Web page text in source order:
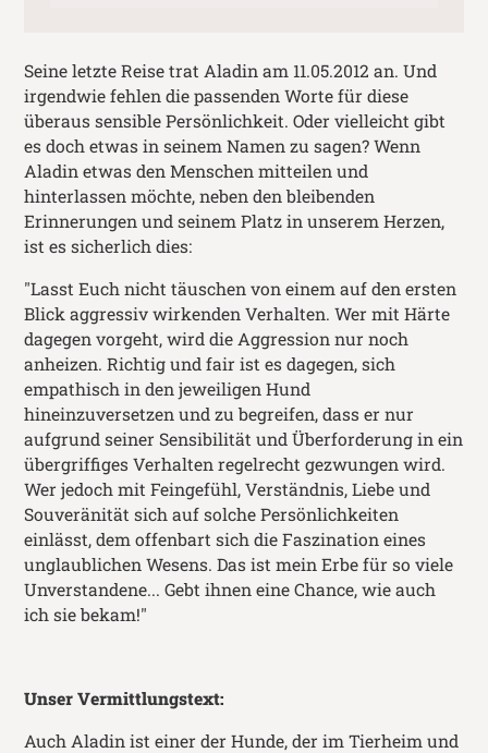
Seine letzte Reise trat Aladin am 11.05.2012 an. Und
irgendwie fehlen die passenden Worte für diese
überaus sensible Persönlichkeit. Oder vielleicht gibt
es doch etwas in seinem Namen zu sagen? Wenn
Aladin etwas den Menschen mitteilen und
hinterlassen möchte, neben den bleibenden
Erinnerungen und seinem Platz in unserem Herzen,
ist es sicherlich dies:
"Lasst Euch nicht täuschen von einem auf den ersten
Blick aggressiv wirkenden Verhalten. Wer mit Härte
dagegen vorgeht, wird die Aggression nur noch
anheizen. Richtig und fair ist es dagegen, sich
empathisch in den jeweiligen Hund
hineinzuversetzen und zu begreifen, dass er nur
aufgrund seiner Sensibilität und Überforderung in ein
übergriffiges Verhalten regelrecht gezwungen wird.
Wer jedoch mit Feingefühl, Verständnis, Liebe und
Souveränität sich auf solche Persönlichkeiten
einlässt, dem offenbart sich die Faszination eines
unglaublichen Wesens. Das ist mein Erbe für so viele
Unverstandene... Gebt ihnen eine Chance, wie auch
ich sie bekam!"
Unser Vermittlungstext:
‍Auch Aladin ist einer der Hunde, der im Tierheim und